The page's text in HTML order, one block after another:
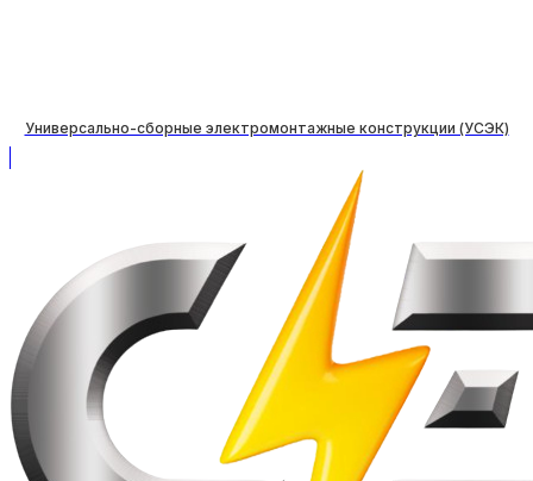
Универсально-сборные электромонтажные конструкции (УСЭК)